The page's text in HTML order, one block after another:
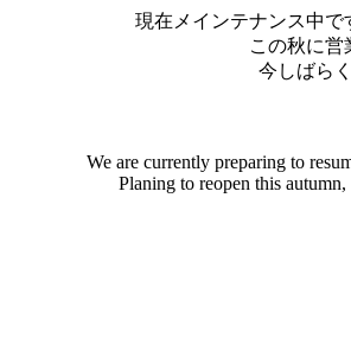
現在メインテナンス中
この秋に営
今しばら
We are currently preparing to
Planing to reopen this